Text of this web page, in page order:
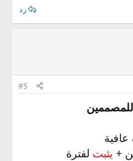
رد
#5
+ يثبت لفترة